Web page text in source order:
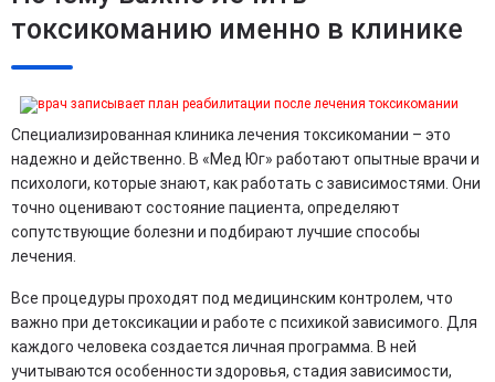
токсикоманию именно в клинике
Специализированная клиника лечения токсикомании – это
надежно и действенно. В «Мед Юг» работают опытные врачи и
психологи, которые знают, как работать с зависимостями. Они
точно оценивают состояние пациента, определяют
сопутствующие болезни и подбирают лучшие способы
лечения.
Все процедуры проходят под медицинским контролем, что
важно при детоксикации и работе с психикой зависимого. Для
каждого человека создается личная программа. В ней
учитываются особенности здоровья, стадия зависимости,